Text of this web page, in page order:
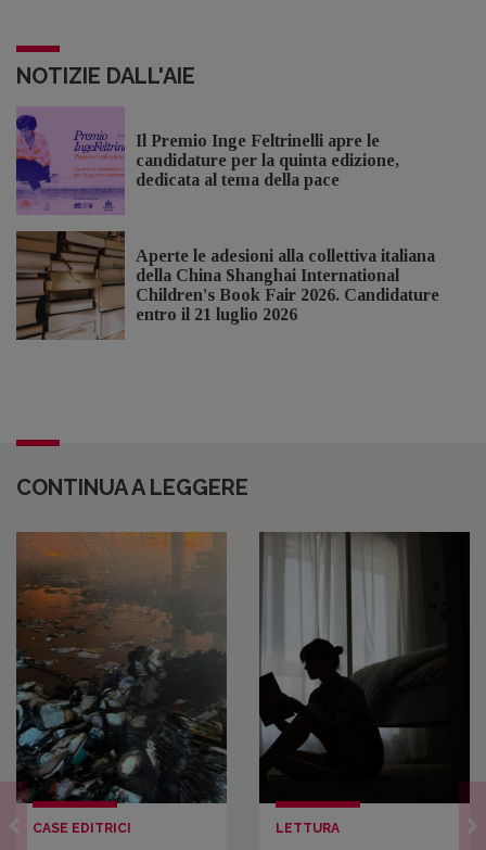
NOTIZIE DALL'AIE
Il Premio Inge Feltrinelli apre le
candidature per la quinta edizione,
dedicata al tema della pace
Aperte le adesioni alla collettiva italiana
della China Shanghai International
Children's Book Fair 2026. Candidature
entro il 21 luglio 2026
CONTINUA A LEGGERE
CASE EDITRICI LETTURA